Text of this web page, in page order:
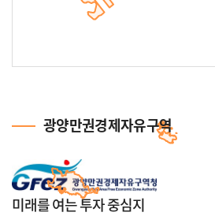
광양만권경제자유구역
미래를 여는 투자 중심지